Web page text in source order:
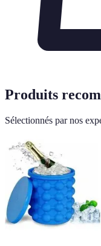
Produits
Sélectionnés par nos